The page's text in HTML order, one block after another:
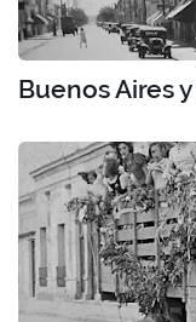
Buenos Aires